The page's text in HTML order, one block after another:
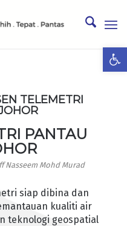
TELEMETRI
PANTAU
Nasseem Mohd Murad
siap dibina dan
kualiti air
teknologi geospatial